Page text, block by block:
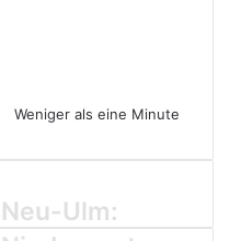
Weniger als eine Minute
N
e
Neu-Ulm: